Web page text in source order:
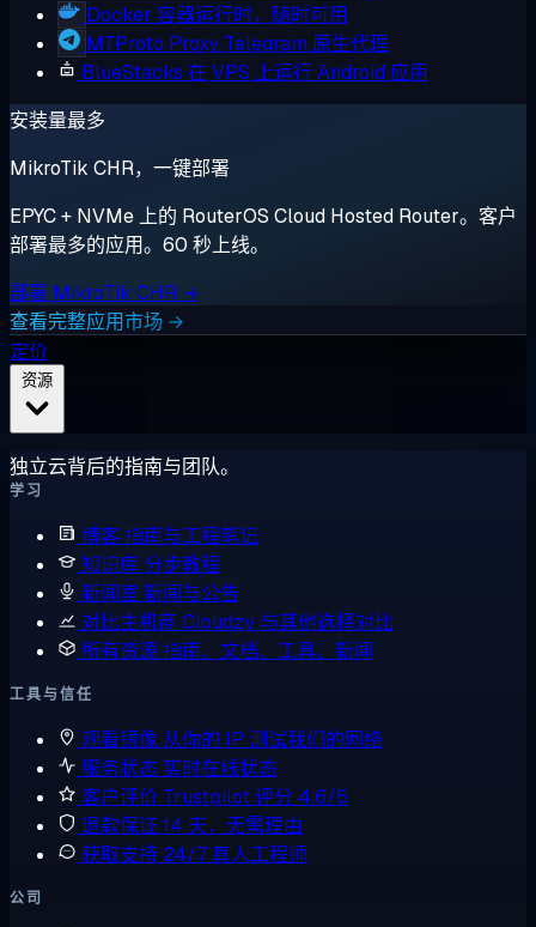
Docker 容器运行时，随时可用
MTProto Proxy Telegram 原生代理
BlueStacks 在 VPS 上运行 Android 应用
安装量最多
MikroTik CHR，一键部署
EPYC + NVMe 上的 RouterOS Cloud Hosted Router。客户
部署最多的应用。60 秒上线。
部署 MikroTik CHR →
查看完整应用市场 →
定价
独立云背后的指南与团队。
学习
博客指南与工程笔记
知识库 分步教程
新闻室 新闻与公告
对比主机商 Cloudzy 与其他选择对比
所有资源指南、文档、工具、新闻
工具与信任
观看镜像 从你的 IP 测试我们的网络
服务状态 实时在线状态
客户评价 Trustpilot 评分 4.6/5
退款保证 14 天，无需理由
获取支持 24/7 真人工程师
公司